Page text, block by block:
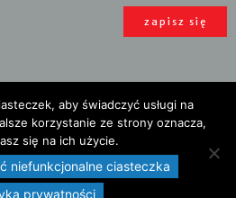
aby świadczyć usługi na
korzystanie ze strony oznacza,
się na ich użycie.
niefunkcjonalne ciasteczka
prywatności